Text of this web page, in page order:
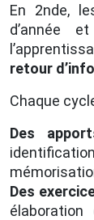
En 2nde,
d’année
retour
Chaque
Des
Des